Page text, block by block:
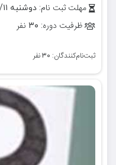
مهلت ثبت نام: دوشنبه ۱۴۰۲/۱۰/۱۱
ظرفیت دوره: ۳۰ نفر
ثبت‌نام‌کنندگان: ۳۰نفر